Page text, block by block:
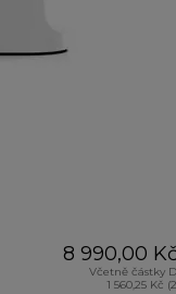
8 990,00
Včetně částky
1 560,25 Kč